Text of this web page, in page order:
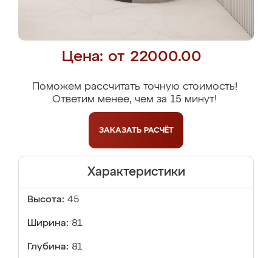
Цена: от 22000.00
Поможем рассчитать точную стоимость!
Ответим менее, чем за 15 минут!
ЗАКАЗАТЬ РАСЧЁТ
Характеристики
Высота: 45
Ширина: 81
Глубина: 81